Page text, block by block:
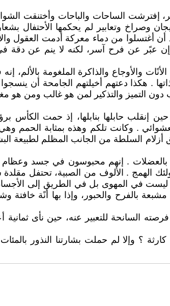
جهنمها في مساء الثامن من آب عام(1988 )، دون وعي يذكر، إفترشت
وتعابير لم يحكمها الأحتفال
أغتسلوا من دماء معركة أدمت العقول
عبًر عن فرح آسر، لكنه لا ينم عن دقة في
والذاكرة الملغومة بالألم،
. هكذا دعتهم أخيلتهم الجامحة أن
دون التميز والتذكير لمن هو غالب ومن
إنقلب حابلها بنابلها، إذ حمت الكأس
العشوائي . وكانت تلكم وهذه بمثابة
السلطة من الجانب المظلم لطبيعة
بالعضلات . إنهم محبوسون في جسد
الهمج . الألوف من الصبية، تحتفل
ليست في المهوى بل في الطريق إلى
بالفرح والحبور، وإذا بها أنًة خافتة
السانحة للتعبير عنه، حين نأى
؟ وإلا لم حملت بشارتنا النذور